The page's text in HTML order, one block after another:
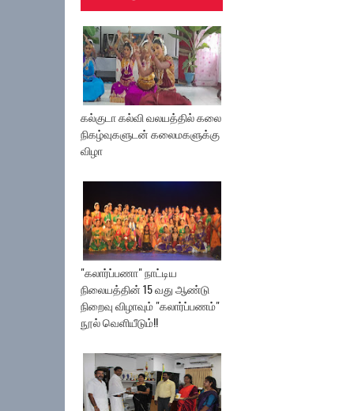
கல்குடா கல்வி வலயத்தில் கலை
நிகழ்வுகளுடன் கலைமகளுக்கு
விழா
"கலார்ப்பணா" நாட்டிய
நிலையத்தின் 15 வது ஆண்டு
நிறைவு விழாவும் "கலார்ப்பணம்"
நூல் வெளியீடும்!!